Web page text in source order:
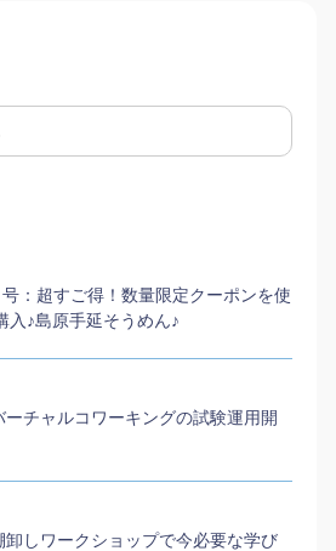
号：超すご得！数量限定クーポンを使
入♪島原手延そうめん♪
ーチャルコワーキングの試験運用開
卸しワークショップで今必要な学び